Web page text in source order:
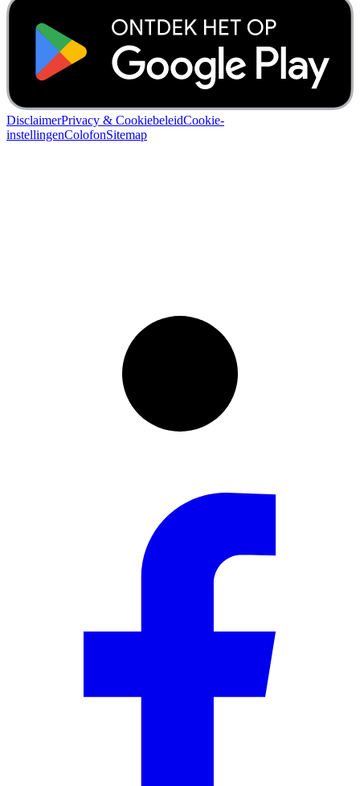
DisclaimerPrivacy & CookiebeleidCookie-
instellingenColofonSitemap